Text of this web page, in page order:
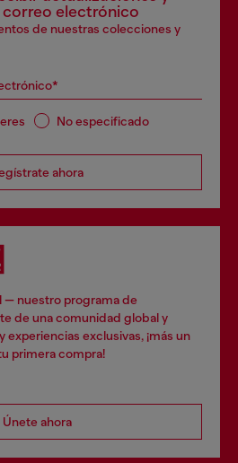
electrónico
de nuestras colecciones y
No especificado
ahora
— nuestro programa de
de una comunidad global y
exclusivas, ¡más un
primera compra!
Únete ahora